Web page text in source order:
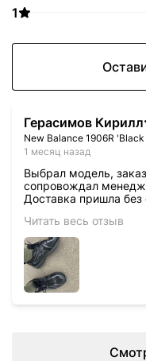
1
Герасимов Кирилл
New Balance 1906R 'Black
1 месяц назад
Выбрал модель,
сопровождал
Доставка пришла без
оригинал. Ношу
еще
Читать весь отзыв